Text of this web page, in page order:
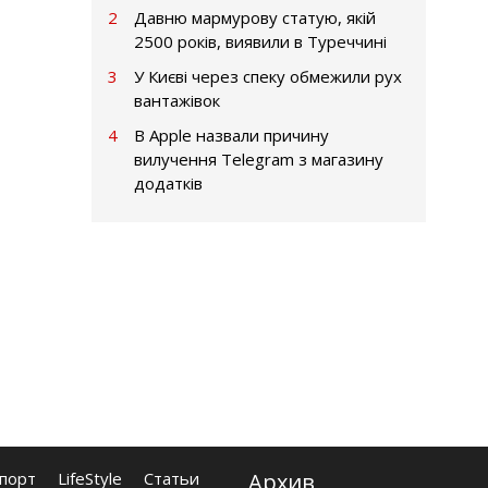
2
Давню мармурову статую, якій
2500 років, виявили в Туреччині
3
У Києві через спеку обмежили рух
вантажівок
4
В Apple назвали причину
вилучення Telegram з магазину
додатків
LifeStyle Статьи